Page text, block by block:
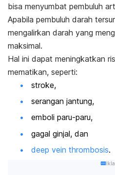
bisa menyumbat pembuluh
Apabila pembuluh darah
mengalirkan darah yang
maksimal.
Hal ini dapat meningkatkan
mematikan, seperti:
stroke,
serangan jantung,
emboli paru-paru,
gagal ginjal, dan
deep vein thrombosis.